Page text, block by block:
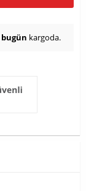
bugün kargoda.